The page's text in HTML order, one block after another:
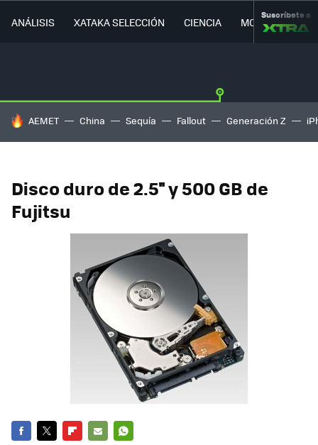
ANÁLISIS XATAKA SELECCIÓN CIENCIA MOVILIDAD
Suscríbete a
HOY SE HABLA DE
AEMET China Sequía Fallout Generación Z
Disco duro de 2.5'' y 500 GB de
Fujitsu